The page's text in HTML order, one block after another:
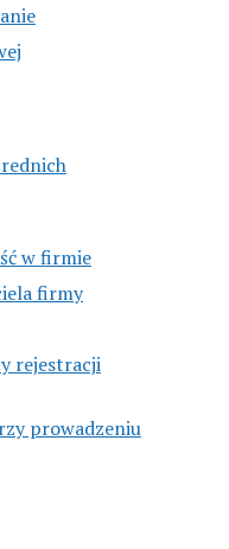
w firmie
firmy
rejestracji
prowadzeniu